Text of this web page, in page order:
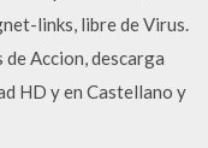
links, libre de Virus.
Accion, descarga
HD y en Castellano y